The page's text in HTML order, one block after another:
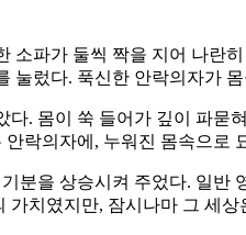
소파가 둘씩 짝을 지어 나란
눌렀다. 푹신한 안락의자가
. 몸이 쑥 들어가 깊이 파
락의자에, 누워진 몸속으
분을 상승시켜 주었다. 일
가치였지만, 잠시나마 그 세